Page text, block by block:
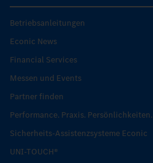
Betriebsanleitungen
Econic News
Financial Services
Messen und Events
Partner finden
Performance. Praxis. Persönlichkeiten.
Sicherheits-Assistenzsysteme Econic
UNI-TOUCH®